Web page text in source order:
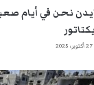
نحن في أيام
27 أكتوبر، 2025